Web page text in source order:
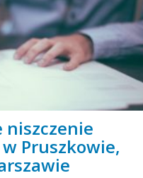
niszczenie
Pruszkowie,